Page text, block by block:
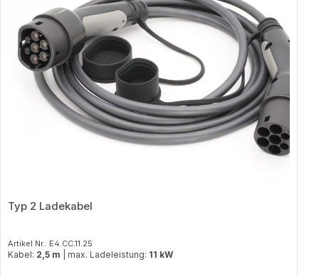
Typ 2 Ladekabel
Artikel Nr.: E4.CC.11.25
Kabel: 2,5 m max. Ladeleistung: 11 kW